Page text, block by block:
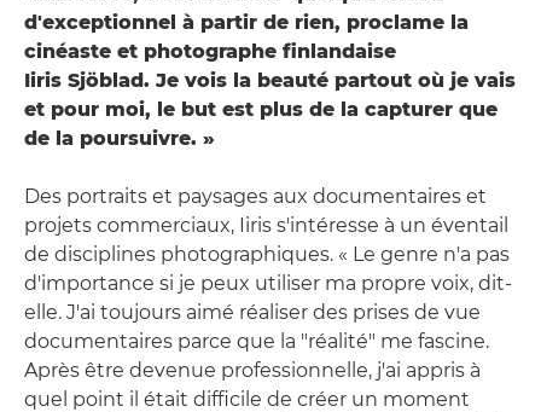
d'exceptionnel à partir de rien, proclame la
cinéaste et photographe finlandaise
Iiris Sjöblad. Je vois la beauté partout où je vais
et pour moi, le but est plus de la capturer que
de la poursuivre. »
Des portraits et paysages aux documentaires et
projets commerciaux, Iiris s'intéresse à un éventail
de disciplines photographiques. « Le genre n'a pas
d'importance si je peux utiliser ma propre voix, dit-
elle. J'ai toujours aimé réaliser des prises de vue
documentaires parce que la "réalité" me fascine.
Après être devenue professionnelle, j'ai appris à
quel point il était difficile de créer un moment